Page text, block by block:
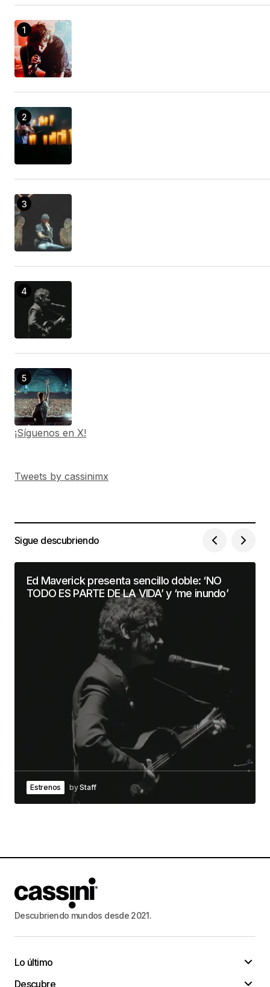
¡Síguenos en X!
Tweets by cassinimx
Sigue descubriendo
Ed Maverick presenta sencillo doble: ‘NO
TODO ES PARTE DE LA VIDA’ y ‘me inundo’
Estrenos byStaff
Descubriendo mundos desde 2021.
Lo último
Descubre